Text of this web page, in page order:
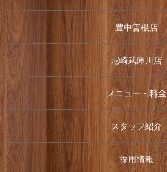
豊中曽根店
尼崎武庫川店
メニュー・料金
スタッフ紹介
採用情報